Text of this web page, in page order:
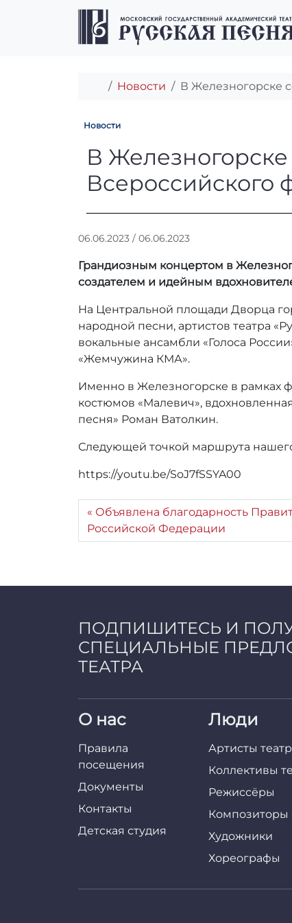
Перейти к содержимому
Перейти к футеру
Главная
Новости В Железногорске
Новости
В
В Железногорске
Всероссийского
06.06.2023 / 06.06.2023
т
о
:
r
r
d
i
n
Грандиозным концертом в
создателем и идейным
На Центральной площади Дворца
народной песни, артистов театра
вокальные ансамбли «Голоса
«Жемчужина КМА».
Именно в Железногорске в рамках
костюмов «Малевич»,
песня» Роман Ватолкин.
Следующей точкой маршрута
https://youtu.be/SoJ7fSSYA00
Объявлена благодарность
Российской Федерации
ПОДПИШИТЕСЬ И
СПЕЦИАЛЬНЫЕ
ТЕАТРА
О нас
Правила
посещения
Документы
Контакты
Детская студия
Люди
Артисты
Коллективы
Режиссёры
Композиторы
Художники
Хореографы